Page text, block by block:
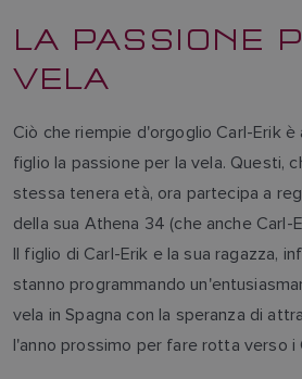
LA PASSIONE
VELA
Ciò che riempie d'orgoglio Carl-Erik
figlio la passione per la vela. Questi,
stessa tenera età, ora partecipa a
della sua Athena 34 (che anche Carl-
Il figlio di Carl-Erik e la sua ragazza,
stanno programmando
vela in Spagna con la speranza di
l'anno prossimo per fare rotta verso i